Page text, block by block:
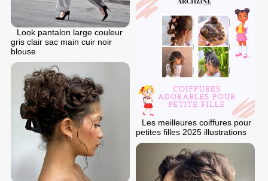
Look pantalon large couleur
gris clair sac main cuir noir
blouse
Les meilleures coiffures pour
petites filles 2025 illustrations